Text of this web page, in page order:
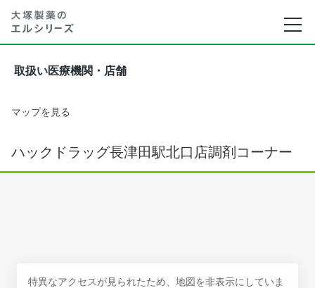
取扱い医療機関・店舗
マップを見る
ハックドラッグ長津田駅北口店調剤コーナー
特異なアクセスが見られたため、地図を非表示にしていま